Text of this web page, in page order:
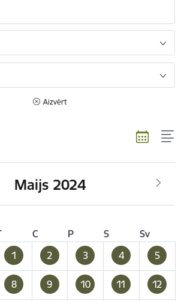
Aizvērt
Maijs 2024
C P S
Sv
1 2 3 4 5
8 9 10 11 12